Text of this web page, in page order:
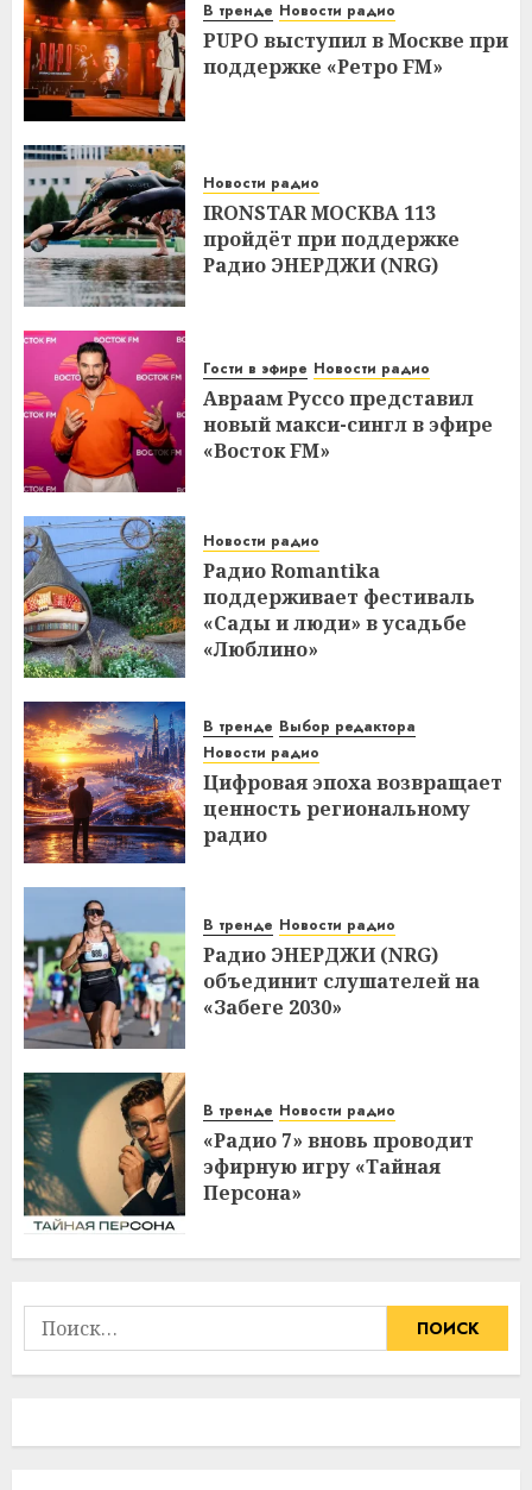
В тренде Новости радио
PUPO выступил в Москве при
поддержке «Ретро FM»
Новости радио
IRONSTAR МОСКВА 113
пройдёт при поддержке
Радио ЭНЕРДЖИ (NRG)
Гости в эфире Новости радио
Авраам Руссо представил
новый макси-сингл в эфире
«Восток FM»
Новости радио
Радио Romantika
поддерживает фестиваль
«Сады и люди» в усадьбе
«Люблино»
В тренде Выбор редактора
Новости радио
Цифровая эпоха возвращает
ценность региональному
радио
В тренде Новости радио
Радио ЭНЕРДЖИ (NRG)
объединит слушателей на
«Забеге 2030»
В тренде Новости радио
«Радио 7» вновь проводит
эфирную игру «Тайная
Персона»
Найти: